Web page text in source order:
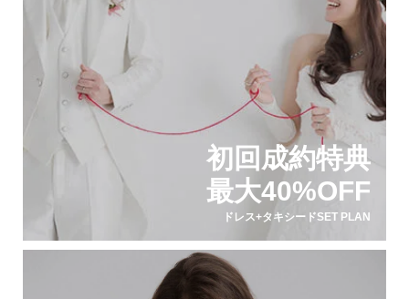
初回成約特典
最大40%OFF
ドレス+タキシードSET PLAN